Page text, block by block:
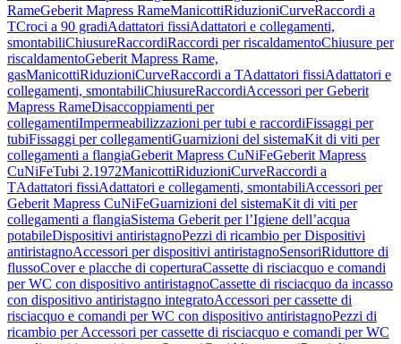
RameGeberit Mapress RameManicottiRiduzioniCurveRaccordi a
TCroci a 90 gradiAdattatori fissiAdattatori e collegamenti,
smontabiliChiusureRaccordiRaccordi per riscaldamentoChiusure per
riscaldamentoGeberit Mapress Rame,
gasManicottiRiduzioniCurveRaccordi a TAdattatori fissiAdattatori e
collegamenti, smontabiliChiusureRaccordiAccessori per Geberit
Mapress RameDisaccoppiamenti per
collegamentiImpermeabilizzazioni per tubi e raccordiFissaggi per
tubiFissaggi per collegamentiGuarnizioni del sistemaKit di viti per
collegamenti a flangiaGeberit Mapress CuNiFeGeberit Mapress
CuNiFeTubi 2.1972ManicottiRiduzioniCurveRaccordi a
TAdattatori fissiAdattatori e collegamenti, smontabiliAccessori per
Geberit Mapress CuNiFeGuarnizioni del sistemaKit di viti per
collegamenti a flangiaSistema Geberit per l’Igiene dell’acqua
potabileDispositivi antiristagnoPezzi di ricambio per Dispositivi
antiristagnoAccessori per dispositivi antiristagnoSensoriRiduttore di
flussoCover e placche di coperturaCassette di risciacquo e comandi
per WC con dispositivo antiristagnoCassette di risciacquo da incasso
con dispositivo antiristagno integratoAccessori per cassette di
risciacquo e comandi per WC con dispositivo antiristagnoPezzi di
ricambio per Accessori per cassette di risciacquo e comandi per WC